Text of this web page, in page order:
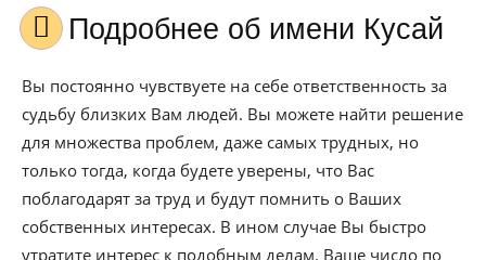
Подробнее об имени Кусай
Вы постоянно чувствуете на себе ответственность за
судьбу близких Вам людей. Вы можете найти решение
для множества проблем, даже самых трудных, но
только тогда, когда будете уверены, что Вас
поблагодарят за труд и будут помнить о Ваших
собственных интересах. В ином случае Вы быстро
утратите интерес к подобным делам. Ваше число по